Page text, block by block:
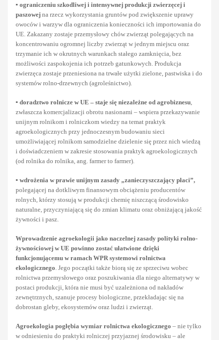
▪ ograniczeniu szkodliwej i intensywnej produkcji zwierzęcej i
paszowej na rzecz wykorzystania gruntów pod zwiększenie uprawy
owoców i warzyw dla ograniczenia konieczności ich importowania do
UE. Zakazany zostaje przemysłowy chów zwierząt polegających na
koncentrowaniu ogromnej liczby zwierząt w jednym miejscu oraz
trzymanie ich w okrutnych warunkach stałego zamknięcia, bez
możliwości zaspokojenia ich potrzeb gatunkowych. Produkcja
zwierzęca zostaje przeniesiona na trwałe użytki zielone, pastwiska i do
systemów rolno-drzewnych (agroleśnictwo).
▪ doradztwo rolnicze w UE – staje się niezależne od agrobiznesu
zwłaszcza komercjalizacji obrotu nasionami – wspiera przekazywanie
unijnym rolnikom i rolniczkom wiedzy na temat praktyk
agroekologicznych przy jednoczesnym budowaniu sieci
umożliwiającej rolnikom samodzielne dzielenie się przez nich wiedzą
i doświadczeniem w zakresie stosowania praktyk agroekologicznych
(od rolnika do rolnika, ang. farmer to farmer).
▪ wdrożenia w prawie unijnym zasady „zanieczyszczający płaci”,
polegającej na dotkliwym finansowym obciążeniu producentów
rolnych, którzy stosują w produkcji chemię niszczącą środowisko
naturalne, przyczyniającą się do zmian klimatu oraz obniżającą jakość
żywności i pasz.
Wprowadzenie agroekologii jako naczelnej zasady polityki rolno-
żywnościowej w UE powinno zostać ułatwione dzięki
funkcjonującemu w ramach WPR systemowi rolnictwa
ekologicznego . Jego początki także biorą się ze sprzeciwu wobec
rolnictwa przemysłowego oraz poszukiwania dla niego alternatywy w
postaci produkcji, która nie musi być uzależniona od nakładów
zewnętrznych, szanuje procesy biologiczne, przekładając się na
dobrostan gleby, ekosystemów oraz ludzi i zwierząt.
Agroekologia pogłębia wymiar rolnictwa ekologicznego – nie tylko
w odniesieniu do praktyki rolniczej przyjaznej środowisku – ale